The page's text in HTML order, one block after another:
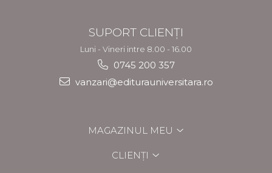
SUPORT CLIENȚI
Luni - Vineri intre 8.00 - 16.00
0745 200 357
vanzari@editurauniversitara.ro
MAGAZINUL MEU
CLIENȚI